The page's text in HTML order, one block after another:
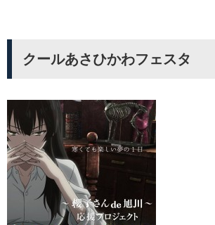
クールあさひかわフェスタ